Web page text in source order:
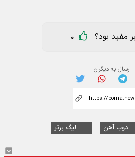
مفید بود؟ 0
ارسال به دیگران
ذوب آهن لیگ برتر